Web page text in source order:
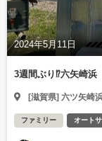
2024年5月11日
3週間ぶり⁉️六矢崎浜
[滋賀県] 六ツ矢崎
ファミリー オート